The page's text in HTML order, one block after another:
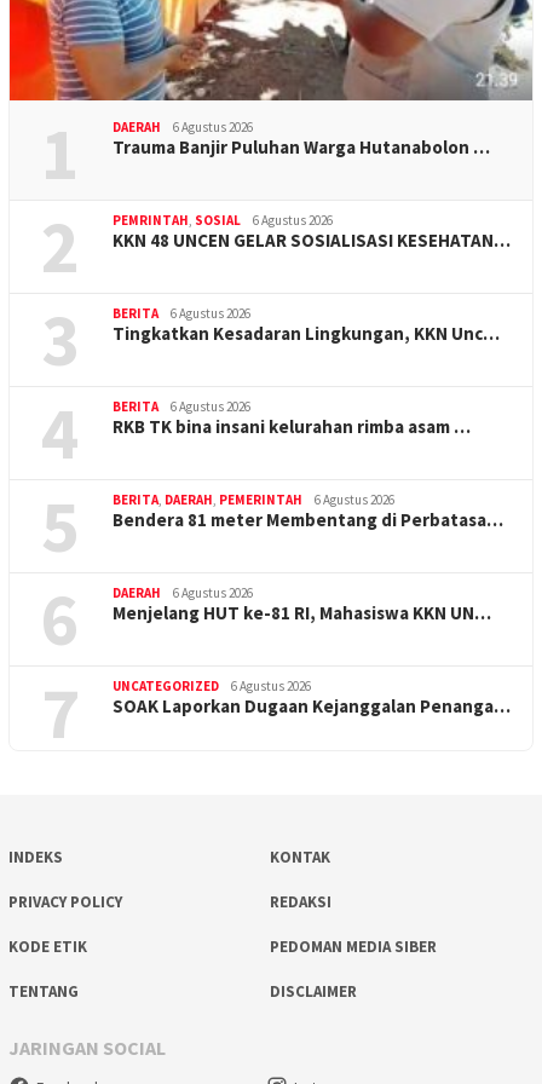
1 DAERAH 6 Agustus 2026
Trauma Banjir Puluhan Warga Hutanabolon …
2 PEMRINTAH SOSIAL 6 Agustus 2026
KKN 48 UNCEN GELAR SOSIALISASI KESEHATAN…
3 BERITA 6 Agustus 2026
Tingkatkan Kesadaran Lingkungan, KKN Unc…
4 BERITA 6 Agustus 2026
RKB TK bina insani kelurahan rimba asam …
5 BERITA DAERAH PEMERINTAH 6 Agustus 2026
Bendera 81 meter Membentang di Perbatasa…
6 DAERAH 6 Agustus 2026
Menjelang HUT ke-81 RI, Mahasiswa KKN UN…
7 UNCATEGORIZED 6 Agustus 2026
SOAK Laporkan Dugaan Kejanggalan Penanga…
INDEKS KONTAK
PRIVACY POLICY REDAKSI
KODE ETIK PEDOMAN MEDIA SIBER
TENTANG DISCLAIMER
JARINGAN SOCIAL